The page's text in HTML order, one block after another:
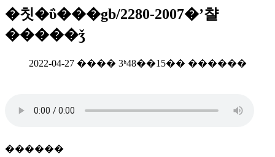
�칫�ΰ���gb/2280-2007�ʼ챨
�����ǯ
2022-04-27 ���� 3ʱ48��15�� ������
������